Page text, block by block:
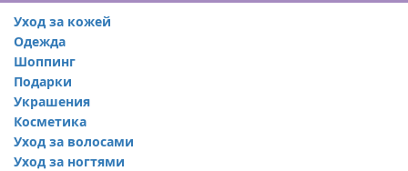
Уход за кожей
Одежда
Шоппинг
Подарки
Украшения
Косметика
Уход за волосами
Уход за ногтями